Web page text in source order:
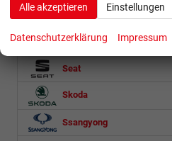
Renault
Seat
Skoda
Ssangyong
Alle akzeptieren Einstellungen
Datenschutzerklärung Impressum